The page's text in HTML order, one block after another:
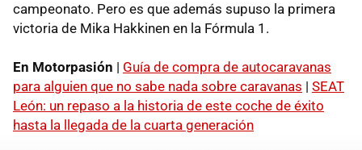
campeonato. Pero es que además supuso la primera
victoria de Mika Hakkinen en la Fórmula 1.
En Motorpasión | Guía de compra de autocaravanas
para alguien que no sabe nada sobre caravanas | SEAT
León: un repaso a la historia de este coche de éxito
hasta la llegada de la cuarta generación